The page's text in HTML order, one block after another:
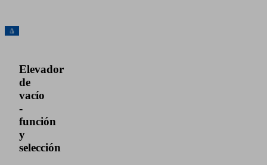
Elevador
de
vacío
-
función
y
selección